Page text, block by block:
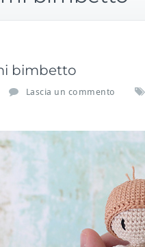
bimbetto
Lascia un commento